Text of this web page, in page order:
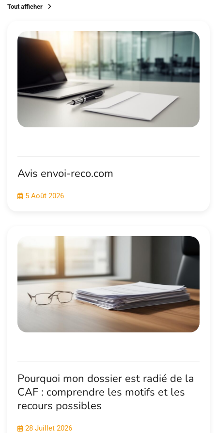
Tout afficher
Avis envoi-reco.com
5 Août 2026
Pourquoi mon dossier est radié de la
CAF : comprendre les motifs et les
recours possibles
28 Juillet 2026